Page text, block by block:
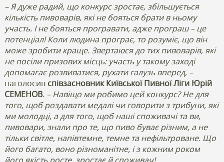
– Я дуже радий, що конкурс зростає, збільшується
кількість пивоварів, які не бояться брати в ньому
участь. І не бояться програвати, адже програш – це
потенціал! Коли людина програє, то розуміє, що він
може зробити краще. Звертаюся до тих пивоварів, які
не посіли призових місць: участь у такому заході
допомагає розвиватися, рухати галузь вперед, –
наголосив співзасновник Київської Пивної Ліги Юрій
СЕМЕНОВ. – Навіщо ми робимо цей конкурс? Не для
того, щоб роздавати медалі чи говорити з трибуни, які
ми молодці, а для того, щоб наші споживачі та ви,
пивовари, знали про те, що пиво буває різним, а не
тільки світле, напівтемне, темне та нефільтроване. Що
його багато, воно різноманітне, і з кожним роком